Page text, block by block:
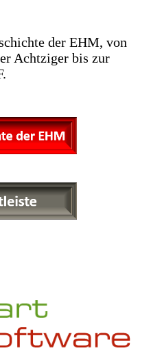
der EHM, von
Achtziger bis zur